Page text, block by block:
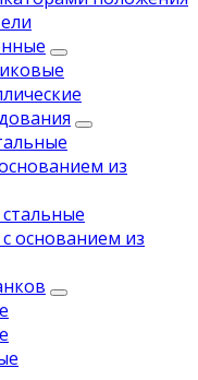
из
основанием из